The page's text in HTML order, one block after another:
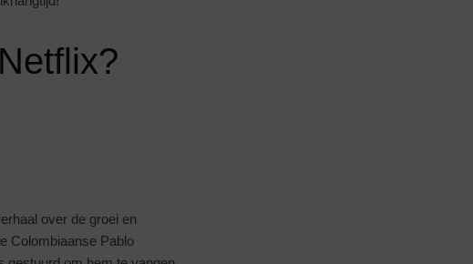
over de groei en
Colombiaanse Pablo